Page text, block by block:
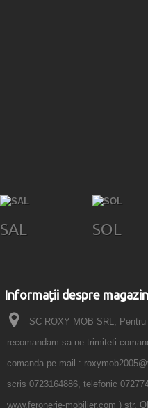
SAL SOL
Informații despre magazin
SC ROXY MOB SRL,
recomandam sa ne trimiteti
comanda pe mail :
scris 0723164886, telefonic
www.feronerie-mobilier.com ) str.